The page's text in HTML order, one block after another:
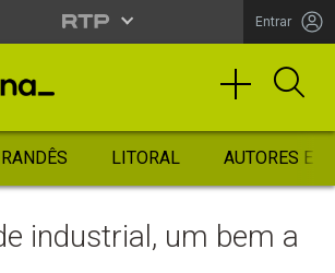
Entrar
LITORAL AUTORES
industrial, um bem a